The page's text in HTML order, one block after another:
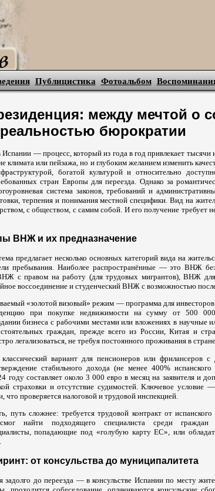
Публицистика Фотоальбом
между мечтой о
реальностью бюрократии
Испании — процесс, который из года в год привлекает
климата или пейзажа, но и глубоким желанием изменить
богатой культурой и относительно
стран Европы для переезда. Однако за
система законов, требований и
терпения и понимания местной специфики. Вид на
с обществом, с самим собой. И его получение требует
ВНЖ и их предназначение
предлагает несколько основных категорий вида на
пребывания. Наиболее распространённые — это ВНЖ
с правом на работу (для трудовых мигрантов), ВНЖ
воссоединение и студенческий ВНЖ с возможностью
«золотой визовый» режим — программа для
при покупке недвижимости на сумму от 500
бизнеса с рабочими местами или вложениях в научные
граждан, прежде всего из России, Китая и
легализоваться, не требуя постоянного проживания в
вариант для пенсионеров или фрилансеров с
стабильного дохода (не менее 400%
году составляет около 3 000 евро в месяц на заявителя и
страховки и отсутствие судимостей. Ключевое условие
что проверяется налоговой и трудовой инспекцией.
путь сложнее: требуется трудовой контракт от
найти подходящего специалиста среди
попадающие под «голубую карту ЕС», или
от консульства до муниципалитета
до переезда — в консульстве Испании по месту